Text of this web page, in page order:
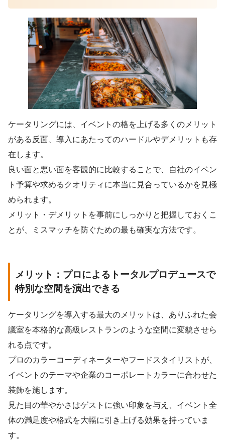
ケータリングには、イベントの格を上げる多くのメリット
がある反面、導入にあたってのハードルやデメリットも存
在します。
良い面と悪い面を客観的に比較することで、自社のイベン
ト予算や求めるクオリティに本当に見合っているかを見極
められます。
メリット・デメリットを事前にしっかりと把握しておくこ
とが、ミスマッチを防ぐための最も確実な方法です。
メリット：プロによるトータルプロデュースで
特別な空間を演出できる
ケータリングを導入する最大のメリットは、ありふれた会
議室を本格的な高級レストランのような空間に変貌させら
れる点です。
プロのカラーコーディネーターやフードスタイリストが、
イベントのテーマや企業のコーポレートカラーに合わせた
装飾を施します。
見た目の華やかさはゲストに強い印象を与え、イベント全
体の満足度や格式を大幅に引き上げる効果を持っていま
す。